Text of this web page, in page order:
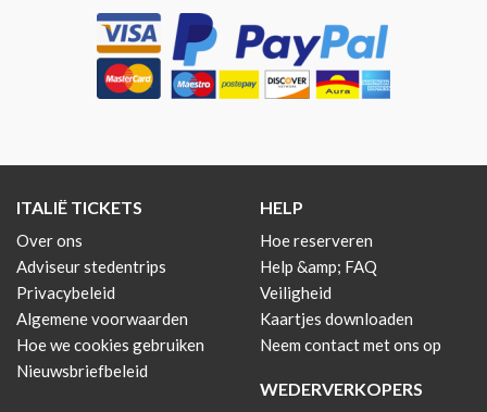
ITALIË TICKETS
Over ons
Adviseur stedentrips
Privacybeleid
Algemene voorwaarden
Hoe we cookies gebruiken
Nieuwsbriefbeleid
HELP
Hoe reserveren
Help &amp; FAQ
Veiligheid
Kaartjes downloaden
Neem contact met ons op
WEDERVERKOPERS